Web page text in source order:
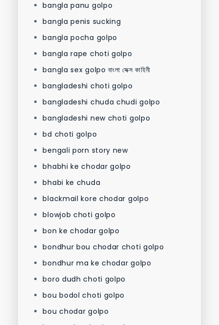
bangla panu golpo
bangla penis sucking
bangla pocha golpo
bangla rape choti golpo
bangla sex golpo বাংলা সেক্স কাহিনী
bangladeshi choti golpo
bangladeshi chuda chudi golpo
bangladeshi new choti golpo
bd choti golpo
bengali porn story new
bhabhi ke chodar golpo
bhabi ke chuda
blackmail kore chodar golpo
blowjob choti golpo
bon ke chodar golpo
bondhur bou chodar choti golpo
bondhur ma ke chodar golpo
boro dudh choti golpo
bou bodol choti golpo
bou chodar golpo